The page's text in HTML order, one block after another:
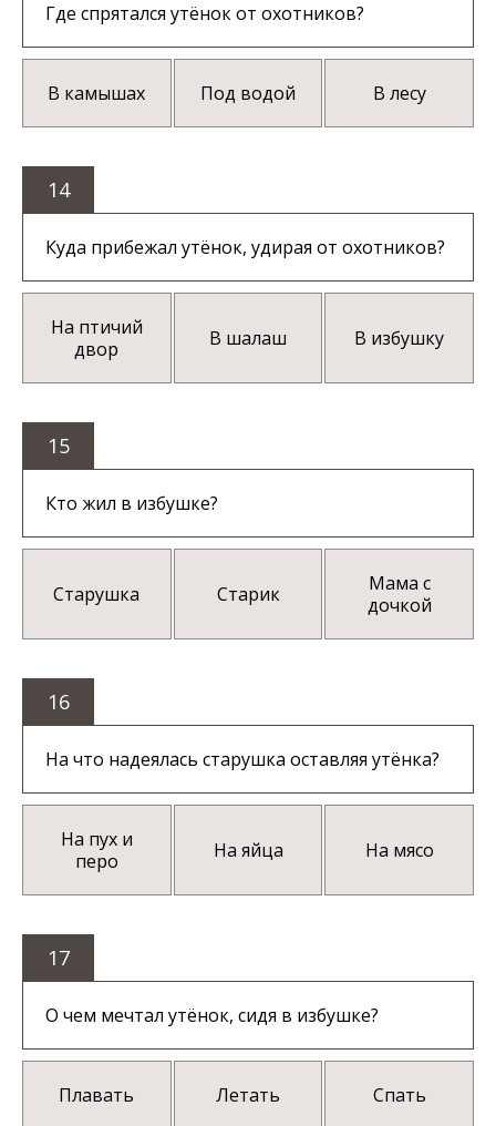
Где спрятался утёнок от охотников?
В камышах Под водой В лесу
14
Куда прибежал утёнок, удирая от охотников?
На птичий
двор
В шалаш В избушку
15
Кто жил в избушке?
Старушка Старик
Мама с
дочкой
16
На что надеялась старушка оставляя утёнка?
На пух и
перо
На яйца На мясо
17
О чем мечтал утёнок, сидя в избушке?
Плавать Летать Спать